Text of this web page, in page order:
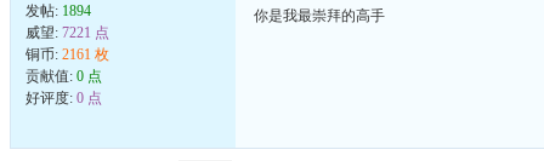
发帖: 1894
威望: 7221 点
铜币: 2161 枚
贡献值: 0 点
好评度: 0 点
你是我最崇拜的高手